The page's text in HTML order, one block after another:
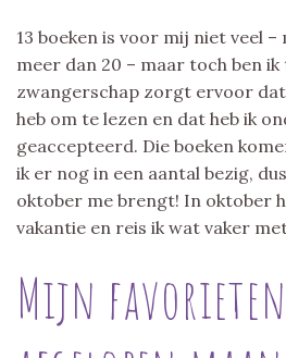
13 boeken is voor mij niet veel –
meer dan 20 – maar toch ben
zwangerschap zorgt ervoor
heb om te lezen en dat heb ik
geaccepteerd. Die boeken
ik er nog in een aantal bezig,
oktober me brengt! In oktober
vakantie en reis ik wat vaker
Mijn